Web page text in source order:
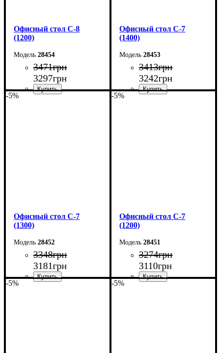
Офисный стол С-8
(1200)
28454
3471грн
3297грн
Офисный стол С-7
(1400)
28453
3413грн
3242грн
-5%
Офисный стол С-7
(1300)
28452
3348грн
3181грн
-5%
Офисный стол С-7
(1200)
28451
3274грн
3110грн
-5% -5%